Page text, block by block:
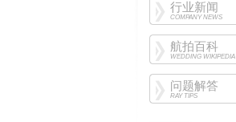
行业新闻
COMPANY NEWS
航拍百科
WEDDING WIKIPEDIA
问题解答
RAY TIPS